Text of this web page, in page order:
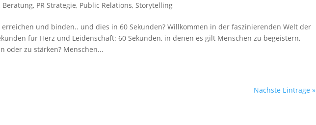
Beratung, PR Strategie, Public Relations,Storytelling
und binden.. und dies in 60 Sekunden? Willkommen in der faszinierenden Welt der
für Herz und Leidenschaft: 60 Sekunden, in denen es gilt Menschen zu begeistern,
oder zu stärken? Menschen...
Nächste Einträge »